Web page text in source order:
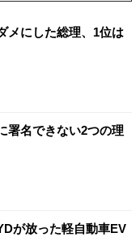
メにした総理、1位は
署名できない2つの理
が放った軽自動車EV